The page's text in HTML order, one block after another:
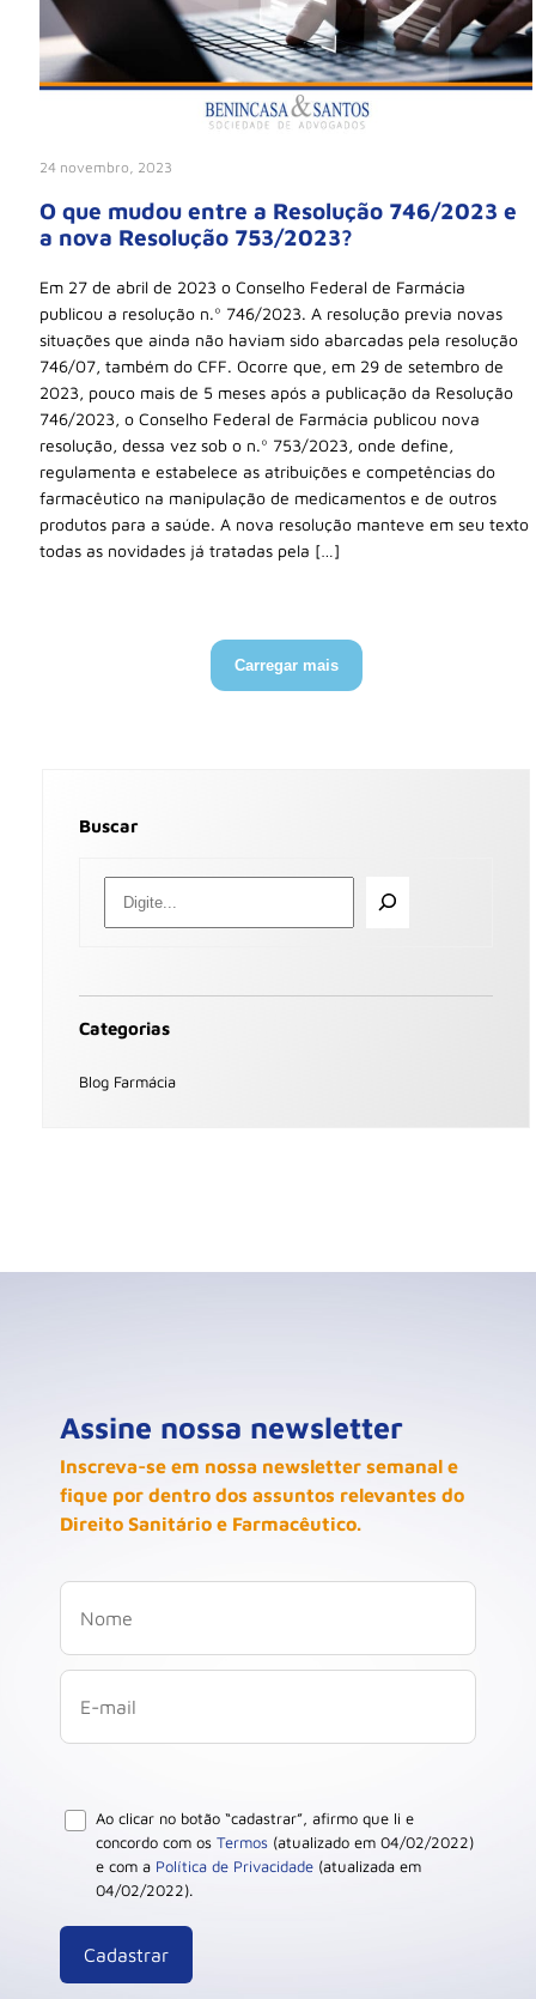
24 novembro, 2023
O que mudou entre a Resolução 746/2023 e
a nova Resolução 753/2023?
Em 27 de abril de 2023 o Conselho Federal de Farmácia
publicou a resolução n.º 746/2023. A resolução previa novas
situações que ainda não haviam sido abarcadas pela resolução
746/07, também do CFF. Ocorre que, em 29 de setembro de
2023, pouco mais de 5 meses após a publicação da Resolução
746/2023, o Conselho Federal de Farmácia publicou nova
resolução, dessa vez sob o n.º 753/2023, onde define,
regulamenta e estabelece as atribuições e competências do
farmacêutico na manipulação de medicamentos e de outros
produtos para a saúde. A nova resolução manteve em seu texto
todas as novidades já tratadas pela […]
Carregar mais
Buscar
Categorias
Blog Farmácia
Assine nossa newsletter
Inscreva-se em nossa newsletter semanal e
fique por dentro dos assuntos relevantes do
Direito Sanitário e Farmacêutico.
Ao clicar no botão “cadastrar”, afirmo que li e
concordo com os Termos (atualizado em 04/02/2022)
e com a Política de Privacidade (atualizada em
04/02/2022).